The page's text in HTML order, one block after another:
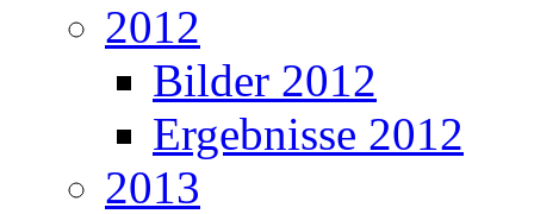
2012
Bilder 2012
Ergebnisse 2012
2013